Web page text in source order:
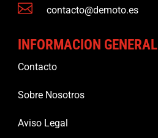
 contacto@demoto.es
INFORMACION GENERAL
Contacto
Sobre Nosotros
Aviso Legal